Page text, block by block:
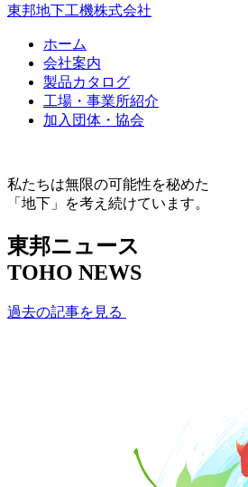
東邦地下工機株式会社
ホーム
会社案内
製品カタログ
工場・事業所紹介
加入団体・協会
私たちは無限の可能性を秘めた
「地下」を考え続けています。
東邦ニュース
TOHO NEWS
過去の記事を見る